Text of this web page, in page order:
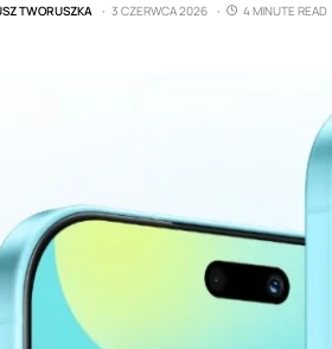
TWORUSZKA 3 CZERWCA 2026 4 MINUTE READ